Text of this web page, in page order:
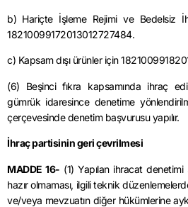
b) Hariçte İşleme Rejimi ve Bedelsiz
18210099172013012727484.
c) Kapsam dışı ürünler için
(6) Beşinci fıkra kapsamında ihraç
gümrük idaresince denetime
çerçevesinde denetim başvurusu yapılır.
İhraç partisinin geri çevrilmesi
MADDE 16- (1) Yapılan ihracat
hazır olmaması, ilgili teknik
ve/veya mevzuatın diğer hükümlerine